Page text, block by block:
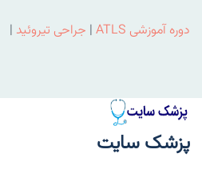
دوره آموزشی ATLS | جراحی تیروئید |
پزشک سایت